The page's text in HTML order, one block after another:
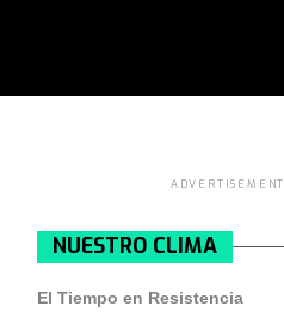
ADVERTISEMENT
NUESTRO CLIMA
El Tiempo en Resistencia